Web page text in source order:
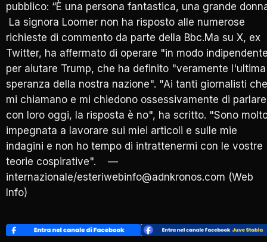
pubblico: “È una persona fantastica, una grande
La signora Loomer non ha risposto alle numerose
richieste di commento da parte della Bbc.Ma su X, ex
Twitter, ha affermato di operare "in modo
per aiutare Trump, che ha definito "veramente l'ultima
speranza della nostra nazione". "Ai tanti giornalisti che
mi chiamano e mi chiedono ossessivamente di parlare
con loro oggi, la risposta è no", ha scritto. "Sono
impegnata a lavorare sui miei articoli e sulle mie
indagini e non ho tempo di intrattenermi con le vostre
teorie cospirative". —
internazionale/esteriwebinfo@adnkronos.com (Web
Info)